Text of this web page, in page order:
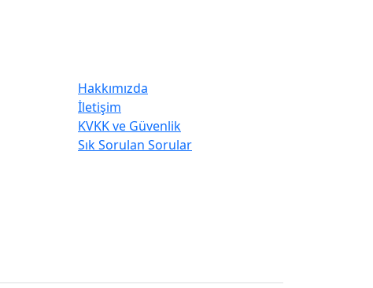
Hakkımızda
İletişim
KVKK ve Güvenlik
Sık Sorulan Sorular